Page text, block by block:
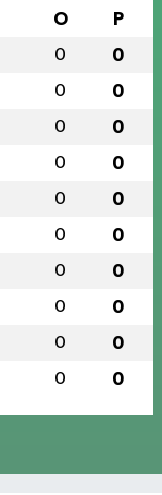
O P
0 0
0 0
0 0
0 0
0 0
0 0
0 0
0 0
0 0
0 0